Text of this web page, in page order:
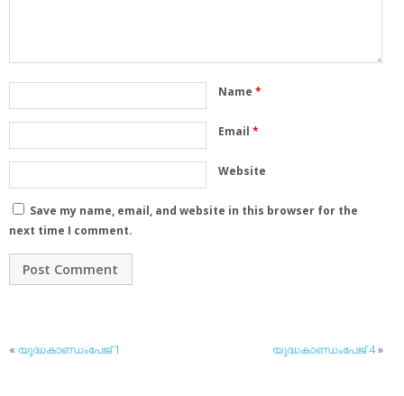
Name *
Email *
Website
Save my name, email, and website in this browser for the
next time I comment.
« യുദ്ധകാണ്ഡംപേജ് 1 യുദ്ധകാണ്ഡംപേജ് 4»